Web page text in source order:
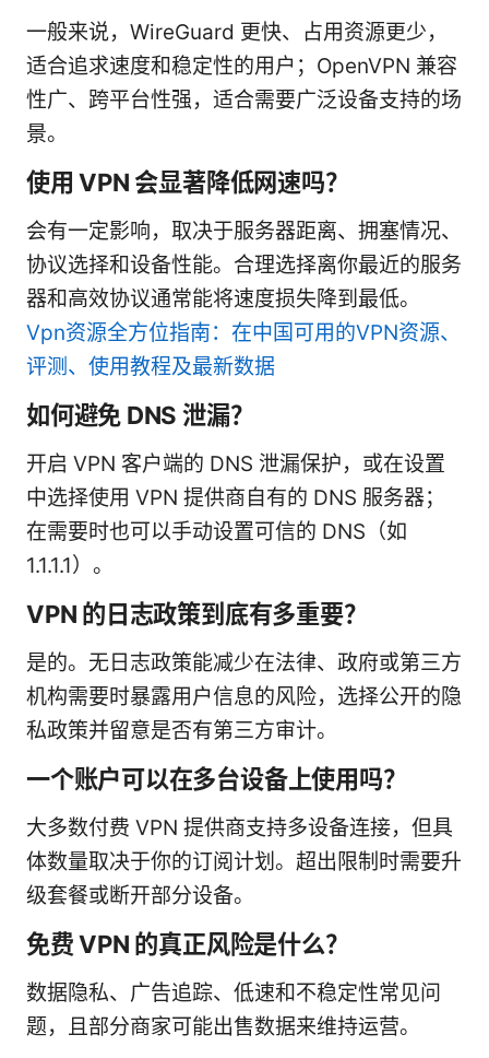
一般来说，WireGuard 更快、占用资源更少，
适合追求速度和稳定性的用户；OpenVPN 兼容
性广、跨平台性强，适合需要广泛设备支持的场
景。
使用 VPN 会显著降低网速吗？
会有一定影响，取决于服务器距离、拥塞情况、
协议选择和设备性能。合理选择离你最近的服务
器和高效协议通常能将速度损失降到最低。
Vpn资源全方位指南：在中国可用的VPN资源、
评测、使用教程及最新数据
如何避免 DNS 泄漏？
开启 VPN 客户端的 DNS 泄漏保护，或在设置
中选择使用 VPN 提供商自有的 DNS 服务器；
在需要时也可以手动设置可信的 DNS（如
1.1.1.1）。
VPN 的日志政策到底有多重要？
是的。无日志政策能减少在法律、政府或第三方
机构需要时暴露用户信息的风险，选择公开的隐
私政策并留意是否有第三方审计。
一个账户可以在多台设备上使用吗？
大多数付费 VPN 提供商支持多设备连接，但具
体数量取决于你的订阅计划。超出限制时需要升
级套餐或断开部分设备。
免费 VPN 的真正风险是什么？
数据隐私、广告追踪、低速和不稳定性常见问
题，且部分商家可能出售数据来维持运营。